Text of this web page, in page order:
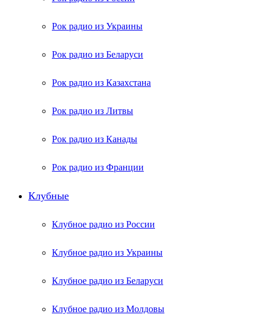
Рок радио из Украины
Рок радио из Беларуси
Рок радио из Казахстана
Рок радио из Литвы
Рок радио из Канады
Рок радио из Франции
Клубные
Клубное радио из России
Клубное радио из Украины
Клубное радио из Беларуси
Клубное радио из Молдовы